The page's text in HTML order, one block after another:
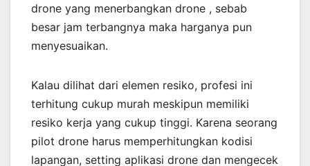
drone yang menerbangkan drone , sebab
besar jam terbangnya maka harganya pun
menyesuaikan.
Kalau dilihat dari elemen resiko, profesi ini
terhitung cukup murah meskipun memiliki
resiko kerja yang cukup tinggi. Karena seorang
pilot drone harus memperhitungkan kodisi
lapangan, setting aplikasi drone dan mengecek